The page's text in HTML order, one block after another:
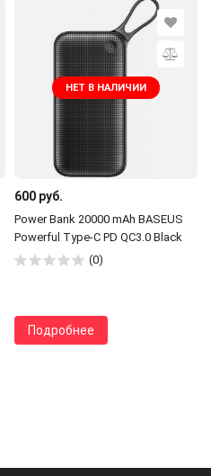
НЕТ В НАЛИЧИИ
600 руб.
Power Bank 20000 mAh BASEUS
Powerful Type-C PD QC3.0 Black
(0)
Подробнее